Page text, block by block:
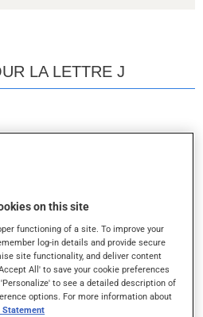
LA LETTRE J
81 EC
ENT.
on this site
functioning of a site. To improve your
log-in details and provide secure
site functionality, and deliver content
All' to save your cookie preferences
to see a detailed description of
options. For more information about
Statement